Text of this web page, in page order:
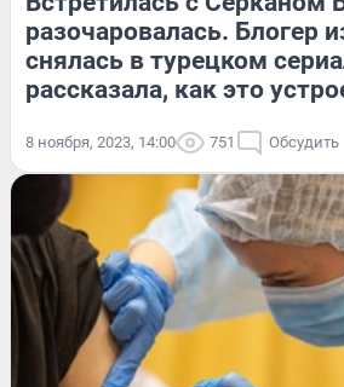
разочаровалась. Блогер
снялась в турецком
рассказала, как это
8 ноября, 2023, 14:00 751 Обсудить